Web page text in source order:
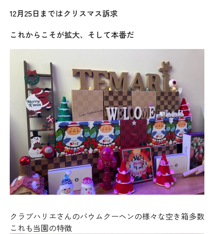
12月25日まではクリスマス訴求
これからこそが拡大、そして本番だ
クラブハリエさんのバウムクーヘンの様々な空き箱多数
これも当園の特徴